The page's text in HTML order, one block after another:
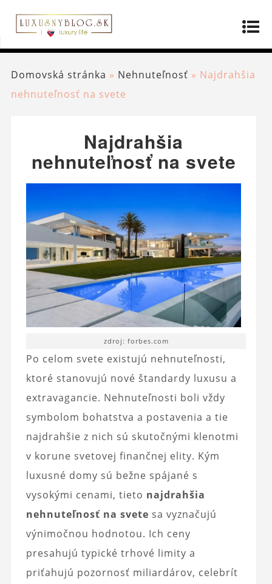
Domovská stránka » Nehnuteľnosť » Najdrahšia
nehnuteľnosť na svete
Najdrahšia
nehnuteľnosť na svete
zdroj: forbes.com
Po celom svete existujú nehnuteľnosti,
ktoré stanovujú nové štandardy luxusu a
extravagancie. Nehnuteľnosti boli vždy
symbolom bohatstva a postavenia a tie
najdrahšie z nich sú skutočnými klenotmi
v korune svetovej finančnej elity. Kým
luxusné domy sú bežne spájané s
vysokými cenami, tieto najdrahšia
nehnuteľnosť na svete sa vyznačujú
výnimočnou hodnotou. Ich ceny
presahujú typické trhové limity a
priťahujú pozornosť miliardárov, celebrít